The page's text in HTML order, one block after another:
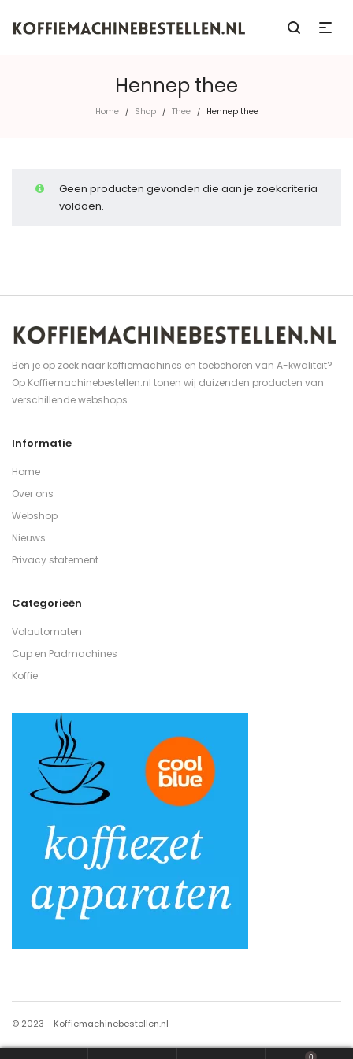
Hennep thee
Home / Shop / Thee / Hennep thee
Geen producten gevonden die aan je zoekcriteria
voldoen.
Ben je op zoek naar koffiemachines en toebehoren van A-kwaliteit?
Op Koffiemachinebestellen.nl tonen wij duizenden producten van
verschillende webshops.
Informatie
Home
Over ons
Webshop
Nieuws
Privacy statement
Categorieën
Volautomaten
Cup en Padmachines
Koffie
© 2023 - Koffiemachinebestellen.nl
0